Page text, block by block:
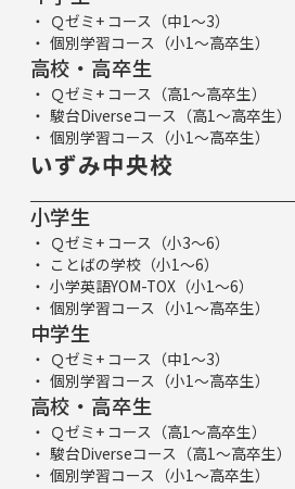
Ｑゼミ+ コース（中1～3）
個別学習コース（小1～高卒生）
高校・高卒生
Ｑゼミ+ コース（高1～高卒生）
駿台Diverseコース（高1～高卒生）
個別学習コース（小1～高卒生）
いずみ中央校
小学生
Ｑゼミ+ コース（小3～6）
ことばの学校（小1～6）
小学英語YOM-TOX（小1～6）
個別学習コース（小1～高卒生）
中学生
Ｑゼミ+ コース（中1～3）
個別学習コース（小1～高卒生）
高校・高卒生
Ｑゼミ+ コース（高1～高卒生）
駿台Diverseコース（高1～高卒生）
個別学習コース（小1～高卒生）